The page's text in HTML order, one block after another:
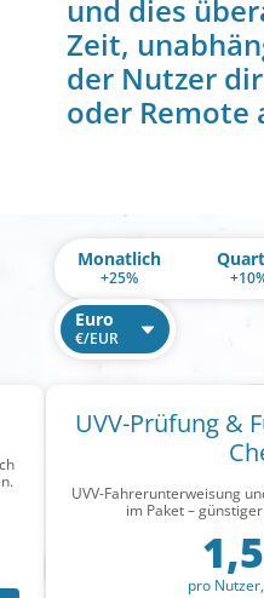
und dies
Zeit,
der Nutzer
oder Remote
Monatlich
+25% +10
Euro
€/EUR
UVV-Prüfung &
UVV-Fahrerunterweisung
im Paket –
pro